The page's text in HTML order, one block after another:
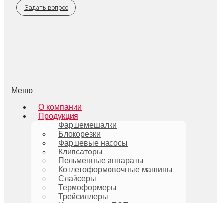
Задать вопрос
Меню
О компании
Продукция
Фаршемешалки
Блокорезки
Фаршевые насосы
Клипсаторы
Пельменные аппараты
Котлетоформовочные машины
Слайсеры
Термоформеры
Трейсиллеры